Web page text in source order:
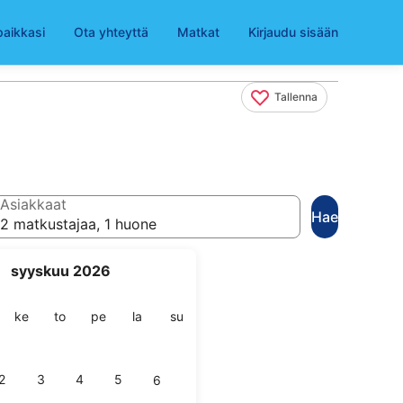
Ota yhteyttä Matkat Kirjaudu sisään
Tallenna
syyskuu 2026
kekeskiviikko
totorstai
peperjantai
la lauantai
susunnuntai
2 3 4 5 6
Asiakkaat
2 matkustajaa, 1 huone
Hae